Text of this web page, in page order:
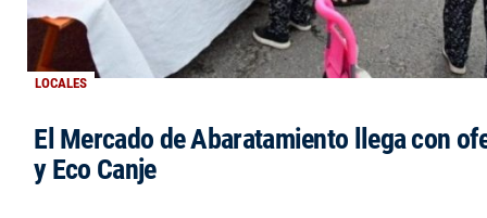
LOCALES
El Mercado de Abaratamiento llega con
y Eco Canje